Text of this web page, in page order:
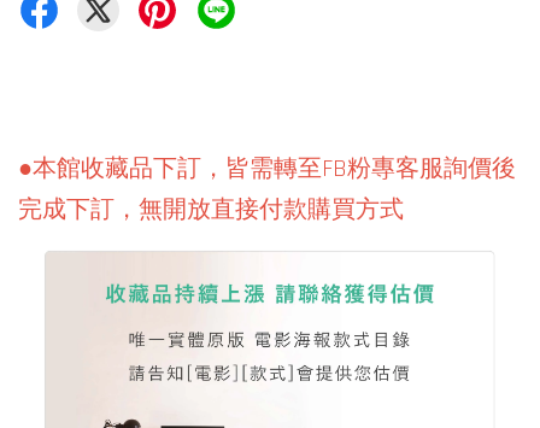
●本館收藏品下訂，皆需轉至FB粉專客服詢價後
完成下訂，無開放直接付款購買方式